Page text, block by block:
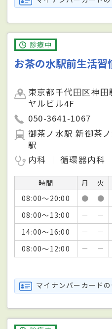
診療中
お茶の水駅前生活習
東京都千代田区神
ヤルビル4F
050-3641-1067
御茶ノ水駅 新御茶
駅
内科
循環器内科
時間 月 火
08:00～20:00
● ●
08:00～13:00
－ －
14:00～16:00
－ －
08:00～12:00
－ －
マイナンバーカード